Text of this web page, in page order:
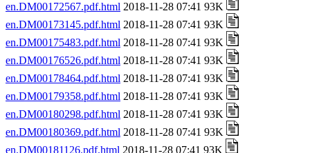
en.DM00172567.pdf.html 2018-11-28 07:41 93K
en.DM00173145.pdf.html 2018-11-28 07:41 93K
en.DM00175483.pdf.html 2018-11-28 07:41 93K
en.DM00176526.pdf.html 2018-11-28 07:41 93K
en.DM00178464.pdf.html 2018-11-28 07:41 93K
en.DM00179358.pdf.html 2018-11-28 07:41 93K
en.DM00180298.pdf.html 2018-11-28 07:41 93K
en.DM00180369.pdf.html 2018-11-28 07:41 93K
en.DM00181126.pdf.html 2018-11-28 07:41 93K